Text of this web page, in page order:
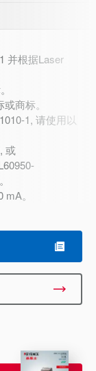
并根据Laser
商标。
1, 请使用以
或
。